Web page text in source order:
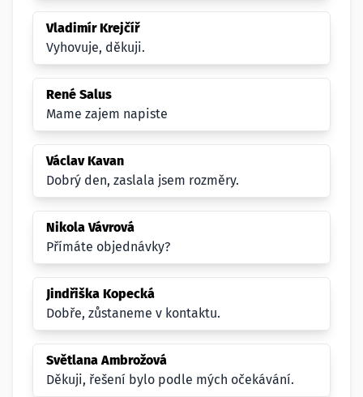
Vladimír Krejčíř
Vyhovuje, děkuji.
René Salus
Mame zajem napiste
Václav Kavan
Dobrý den, zaslala jsem rozměry.
Nikola Vávrová
Přímáte objednávky?
Jindřiška Kopecká
Dobře, zůstaneme v kontaktu.
Světlana Ambrožová
Děkuji, řešení bylo podle mých očekávání.